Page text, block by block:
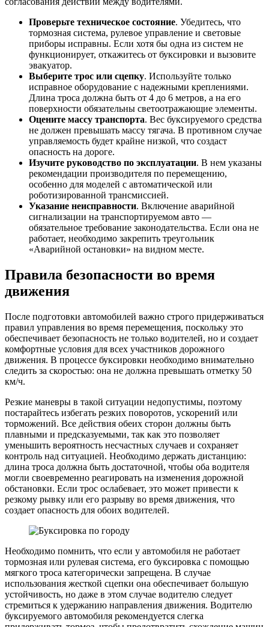
Проверьте техническое состояние. Убедитесь, что
тормозная система, рулевое управление и световые
приборы исправны. Если хотя бы одна из систем не
функционирует, откажитесь от буксировки и вызовите
эвакуатор.
Выберите трос или сцепку. Используйте только
исправное оборудование с надежными креплениями.
Длина троса должна быть от 4 до 6 метров, а на его
поверхности обязательны светоотражающие элементы.
Оцените массу транспорта. Вес буксируемого средства
не должен превышать массу тягача. В противном случае
управляемость будет крайне низкой, что создаст
опасность на дороге.
Изучите руководство по эксплуатации. В нем указаны
рекомендации производителя по перемещению,
особенно для моделей с автоматической или
роботизированной трансмиссией.
Указание неисправности. Включение аварийной
сигнализации на транспортируемом авто —
обязательное требование законодательства. Если она не
работает, необходимо закрепить треугольник
«Аварийной остановки» на видном месте.
Правила безопасности во время
движения
После подготовки автомобилей важно строго придерживаться
правил управления во время перемещения, поскольку это
обеспечивает безопасность не только водителей, но и создает
комфортные условия для всех участников дорожного
движения. В процессе буксировки необходимо внимательно
следить за скоростью: она не должна превышать отметку 50
км/ч.
Резкие маневры в такой ситуации недопустимы, поэтому
постарайтесь избегать резких поворотов, ускорений или
торможений. Все действия обеих сторон должны быть
плавными и предсказуемыми, так как это позволяет
уменьшить вероятность несчастных случаев и сохраняет
контроль над ситуацией. Необходимо держать дистанцию:
длина троса должна быть достаточной, чтобы оба водителя
могли своевременно реагировать на изменения дорожной
обстановки. Если трос ослабевает, это может привести к
резкому рывку или его разрыву во время движения, что
создает опасность для обоих водителей.
Необходимо помнить, что если у автомобиля не работает
тормозная или рулевая система, его буксировка с помощью
мягкого троса категорически запрещена. В случае
использования жесткой сцепки она обеспечивает большую
устойчивость, но даже в этом случае водителю следует
стремиться к удержанию направления движения. Водителю
буксируемого автомобиля рекомендуется слегка